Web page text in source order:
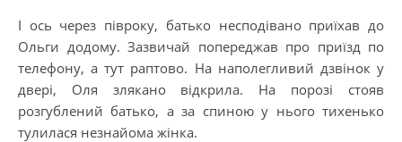
І ось через півроку, батько несподівано приїхав до
Ольги додому. Зазвичай попереджав про приїзд по
телефону, а тут раптово. На наполегливий дзвінок у
двері, Оля злякано відкрила. На порозі стояв
розгублений батько, а за спиною у нього тихенько
тулилася незнайома жінка.